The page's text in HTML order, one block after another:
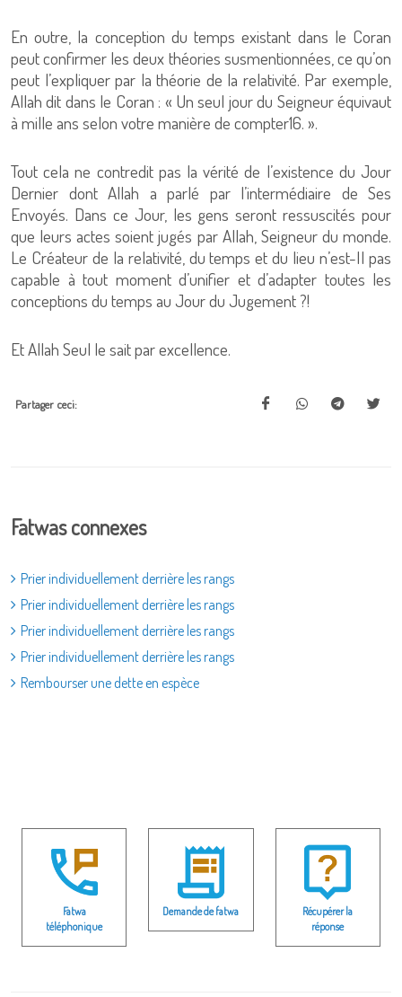
En outre, la conception du temps existant dans le Coran
peut confirmer les deux théories susmentionnées, ce qu’on
peut l’expliquer par la théorie de la relativité. Par exemple,
Allah dit dans le Coran : « Un seul jour du Seigneur équivaut
à mille ans selon votre manière de compter16. ».
Tout cela ne contredit pas la vérité de l’existence du Jour
Dernier dont Allah a parlé par l’intermédiaire de Ses
Envoyés. Dans ce Jour, les gens seront ressuscités pour
que leurs actes soient jugés par Allah, Seigneur du monde.
Le Créateur de la relativité, du temps et du lieu n’est-Il pas
capable à tout moment d’unifier et d’adapter toutes les
conceptions du temps au Jour du Jugement ?!
Et Allah Seul le sait par excellence.
Partager ceci:
Fatwas connexes
Prier individuellement derrière les rangs
Prier individuellement derrière les rangs
Prier individuellement derrière les rangs
Prier individuellement derrière les rangs
Rembourser une dette en espèce
Fatwa
téléphonique
Demande de fatwa
Récupérer la
réponse